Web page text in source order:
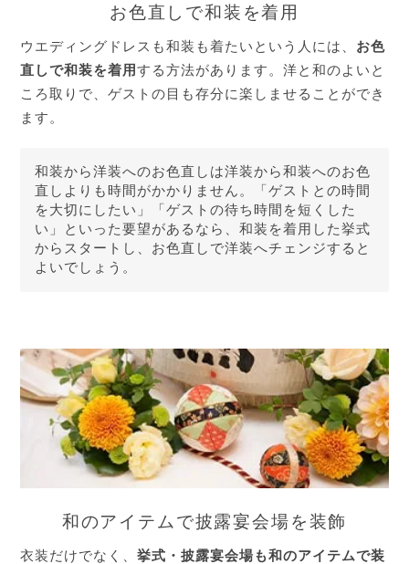
お色直しで和装を着用
ウエディングドレスも和装も着たいという人には、 お色
直しで和装を着用する方法があります。洋と和のよいと
ころ取りで、ゲストの目も存分に楽しませることができ
ます。
和装から洋装へのお色直しは洋装から和装へのお色
直しよりも時間がかかりません。「ゲストとの時間
を大切にしたい」「ゲストの待ち時間を短くした
い」といった要望があるなら、和装を着用した挙式
からスタートし、お色直しで洋装へチェンジすると
よいでしょう。
和のアイテムで披露宴会場を装飾
衣装だけでなく、挙式・披露宴会場も和のアイテムで装